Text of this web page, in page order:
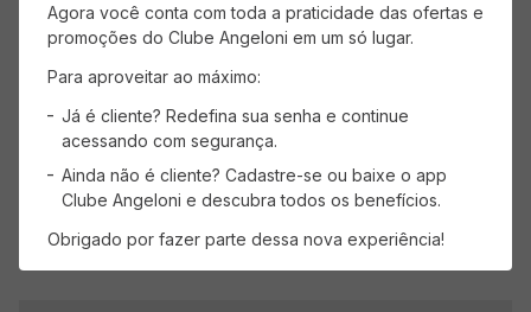
AVISE-ME
Mostrando 1 -3 de3produtos
Agora você conta com toda a praticidade das ofertas e
promoções do Clube Angeloni em um só lugar.
Para aproveitar ao máximo:
Já é cliente? Redefina sua senha e continue
acessando com segurança.
Ainda não é cliente? Cadastre-se ou baixe o app
Clube Angeloni e descubra todos os benefícios.
Obrigado por fazer parte dessa nova experiência!